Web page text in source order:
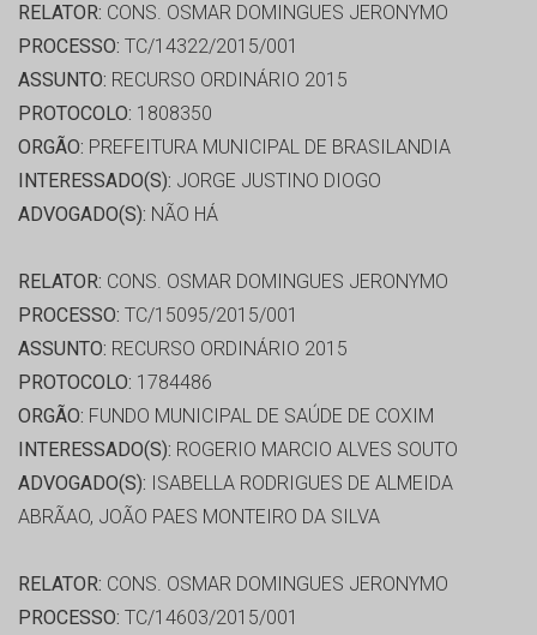
RELATOR: CONS. OSMAR DOMINGUES JERONYMO
PROCESSO: TC/14322/2015/001
ASSUNTO: RECURSO ORDINÁRIO 2015
PROTOCOLO: 1808350
ORGÃO: PREFEITURA MUNICIPAL DE BRASILANDIA
INTERESSADO(S): JORGE JUSTINO DIOGO
ADVOGADO(S): NÃO HÁ
RELATOR: CONS. OSMAR DOMINGUES JERONYMO
PROCESSO: TC/15095/2015/001
ASSUNTO: RECURSO ORDINÁRIO 2015
PROTOCOLO: 1784486
ORGÃO: FUNDO MUNICIPAL DE SAÚDE DE COXIM
INTERESSADO(S): ROGERIO MARCIO ALVES SOUTO
ADVOGADO(S): ISABELLA RODRIGUES DE ALMEIDA
ABRÃAO, JOÃO PAES MONTEIRO DA SILVA
RELATOR: CONS. OSMAR DOMINGUES JERONYMO
PROCESSO: TC/14603/2015/001